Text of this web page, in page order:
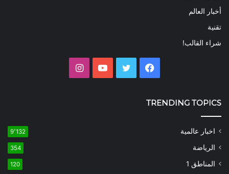
أخبار العالم
تقنية
شراء القالب!
فيسبوك تويتر يوتيوب
TRENDING TOPICS
اخبار عالمية 9٬132
الرياضة 354
المناطق 1 120